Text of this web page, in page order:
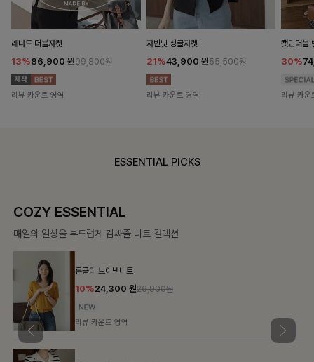
래나드 더블자켓
13%86,900 원99,800원
리뷰 카운트 영역
자빈닛 싱글자켓
21%43,900 원55,500원
리뷰 카운트 영역
캣민더블
30%
리뷰 카운
ESSENTIAL PICKS
COZY ESSENTIAL
매일의 일상을 부드럽게 감싸줄 니트 컬렉션
론클디 브이넥니트
10%24,300 원26,900원
리뷰 카운트 영역